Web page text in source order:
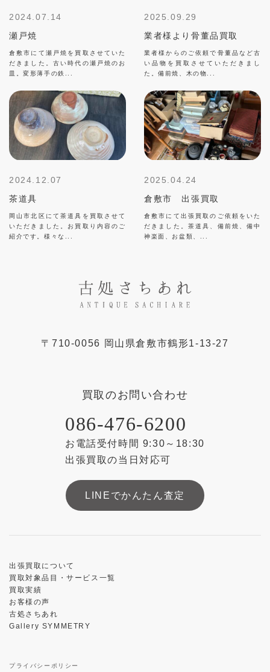
2024.07.14
瀬戸焼
倉敷市にて瀬戸焼を買取させていた
だきました。古い時代の瀬戸焼のお
皿。変形薄手の鉄...
2025.09.29
業者様より骨董品買取
業者様からのご依頼で骨董品など古
い品物を買取させていただきまし
た。備前焼、木の物...
2024.12.07
茶道具
岡山市北区にて茶道具を買取させて
いただきました。お買取り内容のご
紹介です。様々な...
2025.04.24
倉敷市 出張買取
倉敷市にて出張買取のご依頼をいた
だきました。茶道具、備前焼、備中
神楽面、お盆類、...
〒710-0056 岡山県倉敷市鶴形1-13-27
買取のお問い合わせ
086-476-6200
お電話受付時間 9:30～18:30
出張買取の当日対応可
LINEでかんたん査定
出張買取について
買取対象品目・サービス一覧
買取実績
お客様の声
古処さちあれ
Gallery SYMMETRY
プライバシーポリシー